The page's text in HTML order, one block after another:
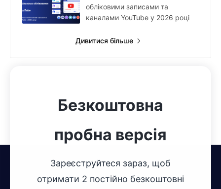
обліковими записами та
каналами YouTube у 2026 році
Дивитися більше
Безкоштовна
пробна версія
Зареєструйтеся зараз, щоб
отримати 2 постійно безкоштовні